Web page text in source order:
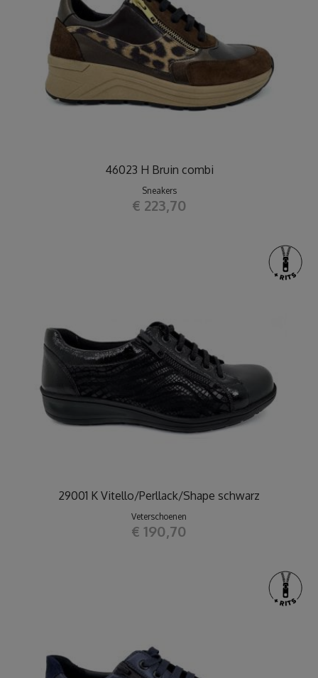
46023 H Bruin combi
Sneakers
€ 223,70
29001 K Vitello/Perllack/Shape schwarz
Veterschoenen
€ 190,70